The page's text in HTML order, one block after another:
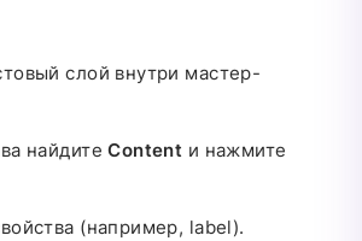
слой внутри мастер-
найдитеContent и нажмите
(например, label).